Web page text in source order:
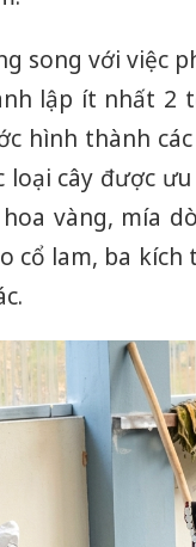
song với việc
lập ít nhất 2
hình thành
loại cây được
hoa vàng, mía
cổ lam, ba kích